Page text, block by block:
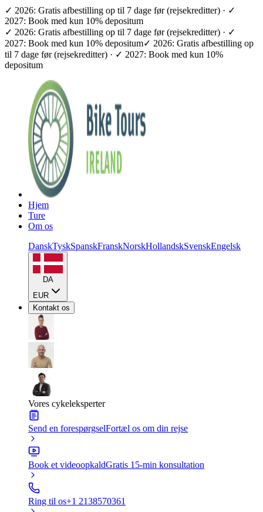
✓ 2026: Gratis afbestilling op til 7 dage før (rejsekreditter) · ✓
2027: Book med kun 10% depositum
✓ 2026: Gratis afbestilling op til 7 dage før (rejsekreditter) · ✓
2027: Book med kun 10% depositum✓ 2026: Gratis afbestilling op
til 7 dage før (rejsekreditter) · ✓ 2027: Book med kun 10%
depositum
Hjem
Ture
Om os
DanskTyskSpanskFranskNorskHollandskSvenskEngelsk
DA
EUR
Kontakt os
Vores cykeleksperter
Send en forespørgselFortæl os om din rejse
Book et videoopkaldGratis 15-min konsultation
Ring til os+1 2138570361